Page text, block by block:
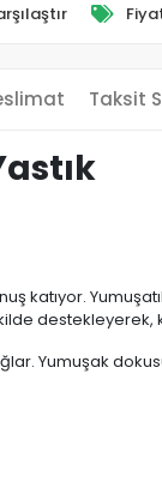
Taksit
katıyor.
destekleyerek,
Yumuşak